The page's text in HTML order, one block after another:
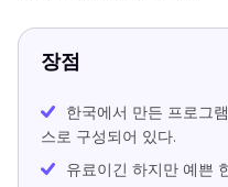
장점
한국에서 만든 프로그
스로 구성되어 있다.
유료이긴 하지만 예쁜